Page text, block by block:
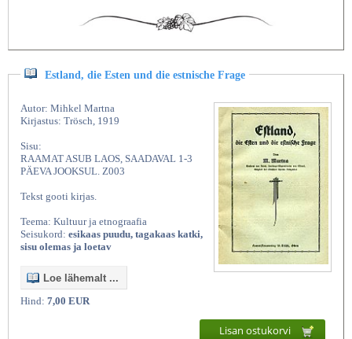
Estland, die Esten und die estnische Frage
Autor: Mihkel Martna
Kirjastus: Trösch, 1919
Sisu:
RAAMAT ASUB LAOS, SAADAVAL 1-3
PÄEVA JOOKSUL. Z003
Tekst gooti kirjas.
Teema: Kultuur ja etnograafia
Seisukord: esikaas puudu, tagakaas katki,
sisu olemas ja loetav
Loe lähemalt ...
Hind: 7,00 EUR
Lisan ostukorvi